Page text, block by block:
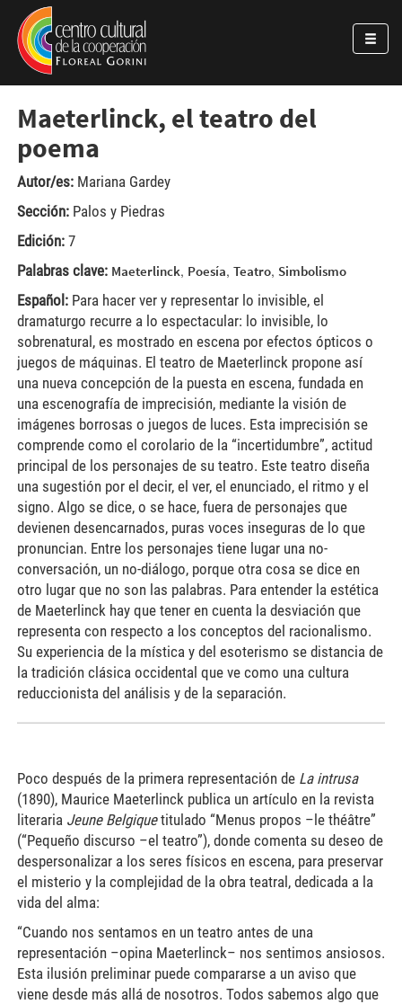
Pasar al contenido principal
Jump to main content
Maeterlinck, el teatro del
poema
Autor/es: Mariana Gardey
Sección: Palos y Piedras
Edición: 7
Palabras clave: Maeterlinck, Poesía, Teatro, Simbolismo
Español: Para hacer ver y representar lo invisible, el
dramaturgo recurre a lo espectacular: lo invisible, lo
sobrenatural, es mostrado en escena por efectos ópticos o
juegos de máquinas. El teatro de Maeterlinck propone así
una nueva concepción de la puesta en escena, fundada en
una escenografía de imprecisión, mediante la visión de
imágenes borrosas o juegos de luces. Esta imprecisión se
comprende como el corolario de la “incertidumbre”, actitud
principal de los personajes de su teatro. Este teatro diseña
una sugestión por el decir, el ver, el enunciado, el ritmo y el
signo. Algo se dice, o se hace, fuera de personajes que
devienen desencarnados, puras voces inseguras de lo que
pronuncian. Entre los personajes tiene lugar una no-
conversación, un no-diálogo, porque otra cosa se dice en
otro lugar que no son las palabras. Para entender la estética
de Maeterlinck hay que tener en cuenta la desviación que
representa con respecto a los conceptos del racionalismo.
Su experiencia de la mística y del esoterismo se distancia de
la tradición clásica occidental que ve como una cultura
reduccionista del análisis y de la separación.
Poco después de la primera representación de La intrusa
(1890), Maurice Maeterlinck publica un artículo en la revista
literaria Jeune Belgiquetitulado “Menus propos –le théâtre”
(“Pequeño discurso –el teatro”), donde comenta su deseo de
despersonalizar a los seres físicos en escena, para preservar
el misterio y la complejidad de la obra teatral, dedicada a la
vida del alma:
“Cuando nos sentamos en un teatro antes de una
representación –opina Maeterlinck– nos sentimos ansiosos.
Esta ilusión preliminar puede compararse a un aviso que
viene desde más allá de nosotros. Todos sabemos algo que